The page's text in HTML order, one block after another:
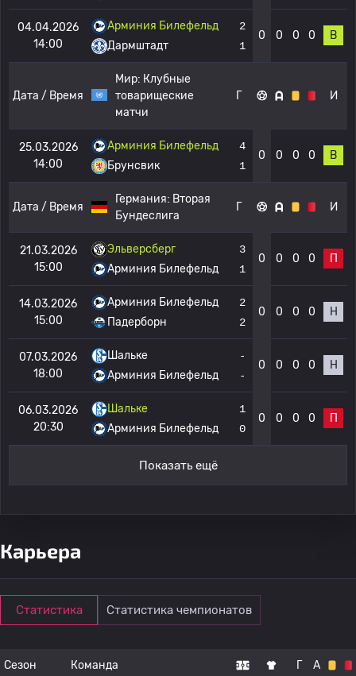
04.04.2026
14:00
Арминия Билефельд
Дармштадт
2
1
0 0 0 0 В
Дата / Время
Мир: Клубные
товарищеские
матчи
Г И
25.03.2026
14:00
Арминия Билефельд
Брунсвик
4
1
0 0 0 0 В
Дата / Время
Германия: Вторая
Бундеслига
Г И
21.03.2026
15:00
Эльверсберг
Арминия Билефельд
3
1
0 0 0 0 П
14.03.2026
15:00
Арминия Билефельд
Падерборн
2
2
0 0 0 0 Н
07.03.2026
18:00
Шальке
Арминия Билефельд
-
-
0 0 0 0 Н
06.03.2026
20:30
Шальке
Арминия Билефельд
1
0
0 0 0 0 П
Показать ещё
Карьера
Статистика Статистика чемпионатов
Сезон Команда Г А